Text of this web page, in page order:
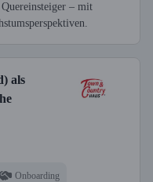
– mit
als
Onboarding